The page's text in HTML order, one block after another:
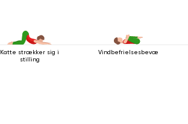
Katte strækker sig i
stilling
Vindbefrielsesbevægelsen